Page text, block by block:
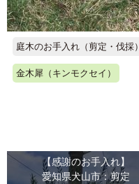
庭木のお手入れ（剪定・伐採）
金木犀（キンモクセイ）
【感謝のお手入れ】
愛知県犬山市：剪定